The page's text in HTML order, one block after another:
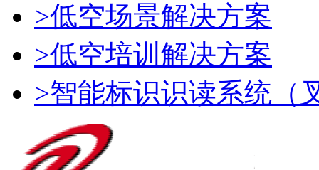
>低空场景解决方案
>低空培训解决方案
>智能标识识读系统（